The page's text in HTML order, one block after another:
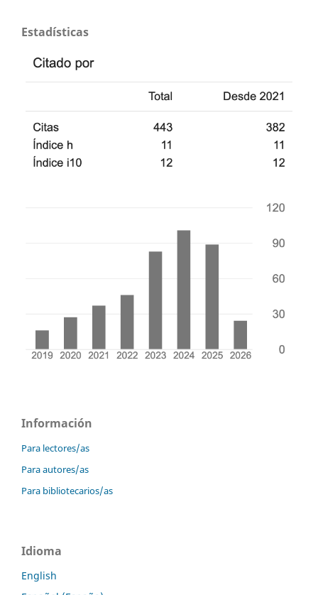
Estadísticas
Información
Para lectores/as
Para autores/as
Para bibliotecarios/as
Idioma
English